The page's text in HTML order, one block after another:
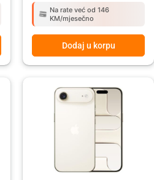
Na rate već od 146
KM/mjesečno
Dodaj u korpu